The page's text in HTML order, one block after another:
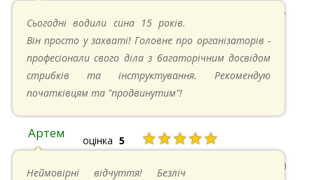
20.04.2025 в 17:07
Сьогодні водили сина 15 років.
Він просто у захваті! Головне про організаторів -
професіонали свого діла з багаторічним досвідом
стрибків та інструктування. Рекомендую
початківцям та "продвинутим"!
Артем оцінка 5 ★★★★★
22.06.2024 в 15:59
Неймовірні відчуття! Безліч